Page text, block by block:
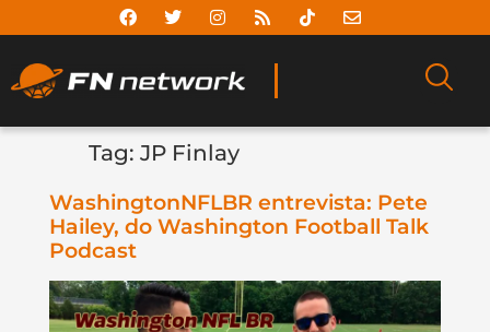
Tag: JP Finlay
WashingtonNFLBR entrevista: Pete
Hailey, do Washington Football Talk
Podcast